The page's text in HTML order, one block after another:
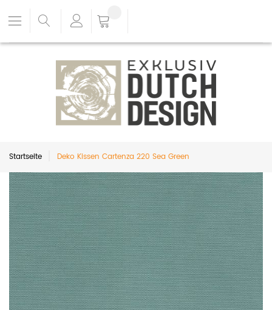
Startseite Deko Kissen Cartenza 220 Sea Green